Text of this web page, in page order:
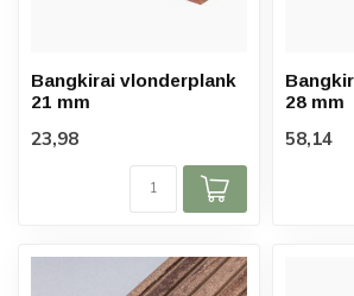
Bangkirai vlonderplank
21 mm
23,98
28 mm
58,14